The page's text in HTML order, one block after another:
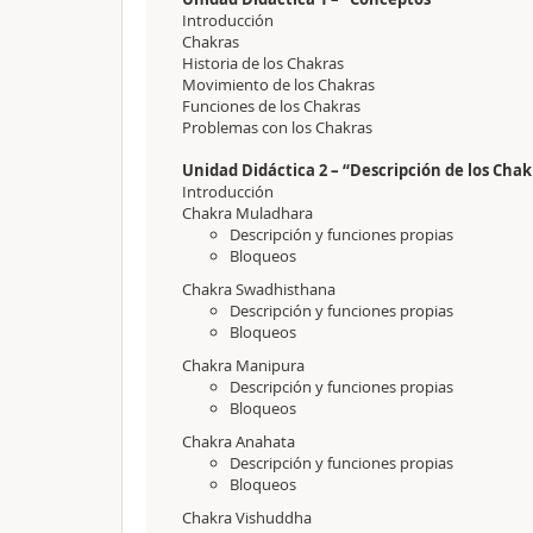
Introducción
Chakras
Historia de los Chakras
Movimiento de los Chakras
Funciones de los Chakras
Problemas con los Chakras
Unidad Didáctica 2 – “Descripción de los
Introducción
Chakra Muladhara
Descripción y funciones propias
Bloqueos
Chakra Swadhisthana
Descripción y funciones propias
Bloqueos
Chakra Manipura
Descripción y funciones propias
Bloqueos
Chakra Anahata
Descripción y funciones propias
Bloqueos
Chakra Vishuddha